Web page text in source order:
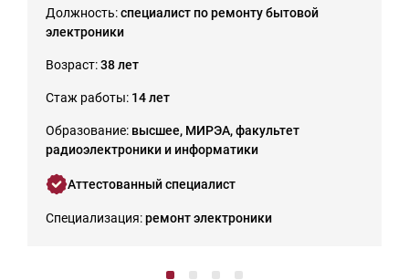
Должность:специалист по ремонту бытовой
электроники
Возраст:38 лет
Стаж работы: 14 лет
Образование: высшее, МИРЭА, факультет
радиоэлектроники и информатики
Аттестованный специалист
Специализация:ремонт электроники